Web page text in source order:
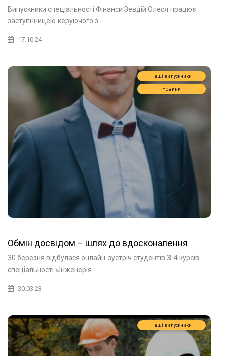
Випускники спеціальності Фінанси Зевдій Олеся працює
заступнницею керуючого з
17.10.24
Наші випускники
Новини
Обмін досвідом – шлях до вдосконалення
30 березня відбулася онлайн-зустріч студентів 3-4 курсів
спеціальності «Інженерія
30.03.23
Наші випускники